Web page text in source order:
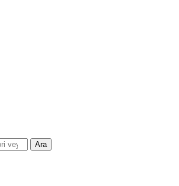
Ara